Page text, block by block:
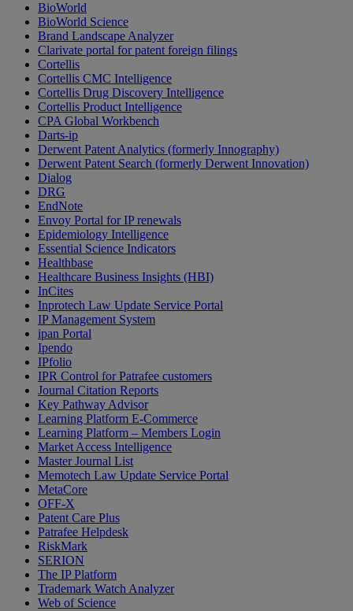
BioWorld
BioWorld Science
Brand Landscape Analyzer
Clarivate portal for patent foreign filings
Cortellis
Cortellis CMC Intelligence
Cortellis Drug Discovery Intelligence
Cortellis Product Intelligence
CPA Global Workbench
Darts-ip
Derwent Patent Analytics (formerly Innography)
Derwent Patent Search (formerly Derwent Innovation)
Dialog
DRG
EndNote
Envoy Portal for IP renewals
Epidemiology Intelligence
Essential Science Indicators
Healthbase
Healthcare Business Insights (HBI)
InCites
Inprotech Law Update Service Portal
IP Management System
ipan Portal
Ipendo
IPfolio
IPR Control for Patrafee customers
Journal Citation Reports
Key Pathway Advisor
Learning Platform E-Commerce
Learning Platform – Members Login
Market Access Intelligence
Master Journal List
Memotech Law Update Service Portal
MetaCore
OFF-X
Patent Care Plus
Patrafee Helpdesk
RiskMark
SERION
The IP Platform
Trademark Watch Analyzer
Web of Science